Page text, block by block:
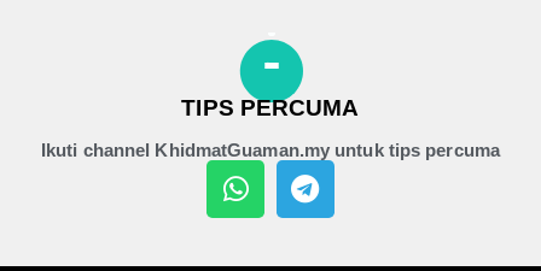
TIPS PERCUMA
Ikuti channel KhidmatGuaman.my untuk tips percuma